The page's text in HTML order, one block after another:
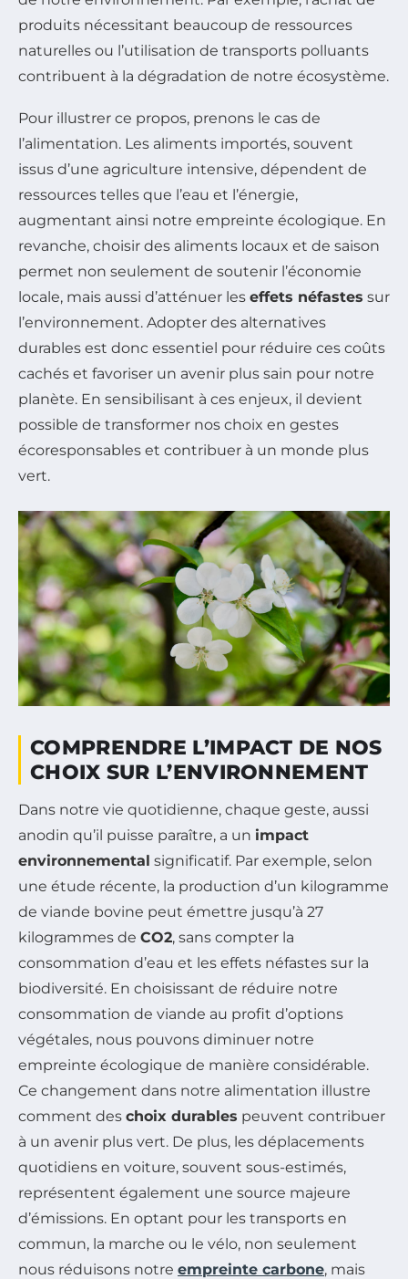
produits nécessitant beaucoup de ressources
naturelles ou l’utilisation de transports polluants
contribuent à la dégradation de notre écosystème.
Pour illustrer ce propos, prenons le cas de
l’alimentation. Les aliments importés, souvent
issus d’une agriculture intensive, dépendent de
ressources telles que l’eau et l’énergie,
augmentant ainsi notre empreinte écologique. En
revanche, choisir des aliments locaux et de saison
permet non seulement de soutenir l’économie
locale, mais aussi d’atténuer les effets néfastes sur
l’environnement. Adopter des alternatives
durables est donc essentiel pour réduire ces coûts
cachés et favoriser un avenir plus sain pour notre
planète. En sensibilisant à ces enjeux, il devient
possible de transformer nos choix en gestes
écoresponsables et contribuer à un monde plus
vert.
COMPRENDRE L’IMPACT DE NOS
CHOIX SUR L’ENVIRONNEMENT
Dans notre vie quotidienne, chaque geste, aussi
anodin qu’il puisse paraître, a un impact
environnemental significatif. Par exemple, selon
une étude récente, la production d’un kilogramme
de viande bovine peut émettre jusqu’à 27
kilogrammes de CO2, sans compter la
consommation d’eau et les effets néfastes sur la
biodiversité. En choisissant de réduire notre
consommation de viande au profit d’options
végétales, nous pouvons diminuer notre
empreinte écologique de manière considérable.
Ce changement dans notre alimentation illustre
comment des choix durables peuvent contribuer
à un avenir plus vert. De plus, les déplacements
quotidiens en voiture, souvent sous-estimés,
représentent également une source majeure
d’émissions. En optant pour les transports en
commun, la marche ou le vélo, non seulement
nous réduisons notre empreinte carbone, mais